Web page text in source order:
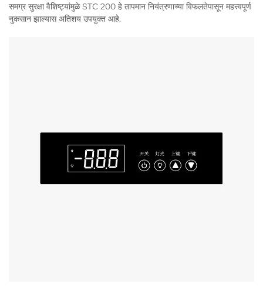
समग्र सुरक्षा वैशिष्ट्यांमुळे STC 200 हे तापमान नियंत्रणाच्या विफलतेपासून महत्त्वपूर्ण
नुकसान झाल्यास अतिशय उपयुक्त आहे.